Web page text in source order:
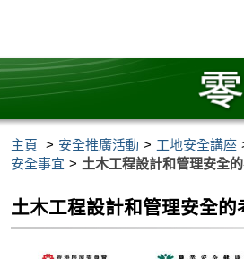
主頁 安全推廣活動 工地安全講座
安全事宜
土木工程設計和管理安全
土木工程設計和管理安全的